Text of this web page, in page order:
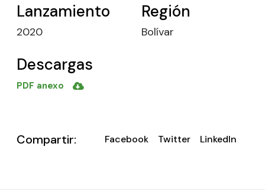
Lanzamiento
2020
Región
Bolívar
Descargas
PDF anexo
Compartir: Facebook Twitter LinkedIn